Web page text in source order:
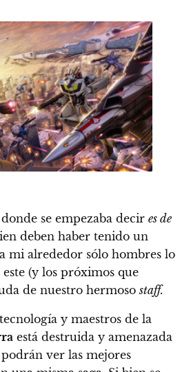
se empezaba decir es de
deben haber tenido un
mi alrededor sólo hombres lo
(y los próximos que
de nuestro hermosostaff.
y maestros de la
está destruida y amenazada
ver las mejores